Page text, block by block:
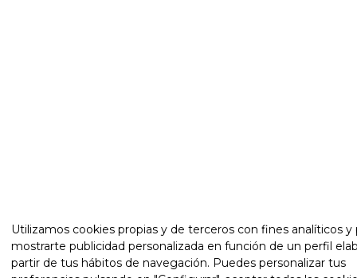
Utilizamos cookies propias y de terceros con fines analíticos y
mostrarte publicidad personalizada en función de un perfil
partir de tus hábitos de navegación. Puedes personalizar tus